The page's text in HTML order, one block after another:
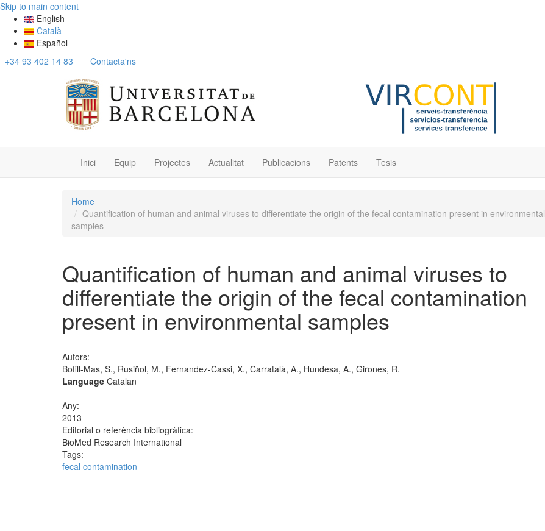
Skip to main content
English
Català
Español
+34 93 402 14 83
Contacta'ns
Inici Equip Projectes Actualitat Publicacions Patents Tesis
Home
Quantification of human and animal viruses to differentiate the origin of the fecal contamination present in environmental
samples
Quantification of human and animal viruses to
differentiate the origin of the fecal contamination
present in environmental samples
Autors:
Bofill-Mas, S., Rusiñol, M., Fernandez-Cassi, X., Carratalà, A., Hundesa, A., Girones, R.
Language Catalan
Any:
2013
Editorial o referència bibliogràfica:
BioMed Research International
Tags:
fecal contamination